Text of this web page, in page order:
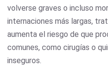
volverse graves o incluso
internaciones más largas,
aumenta el riesgo de que
comunes, como cirugías o
inseguros.